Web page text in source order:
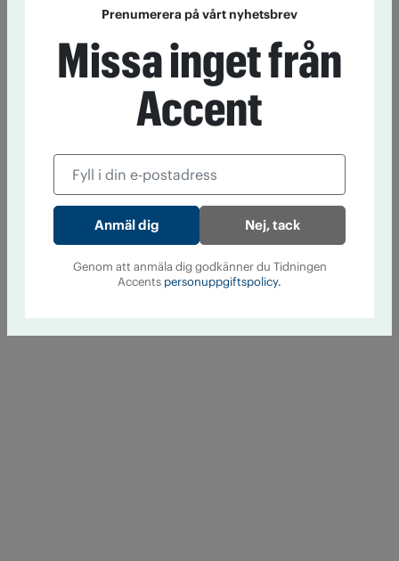
Prenumerera på vårt nyhetsbrev
Missa inget från
Accent
Nej, tack
Genom att anmäla dig godkänner du Tidningen
Accents personuppgiftspolicy.